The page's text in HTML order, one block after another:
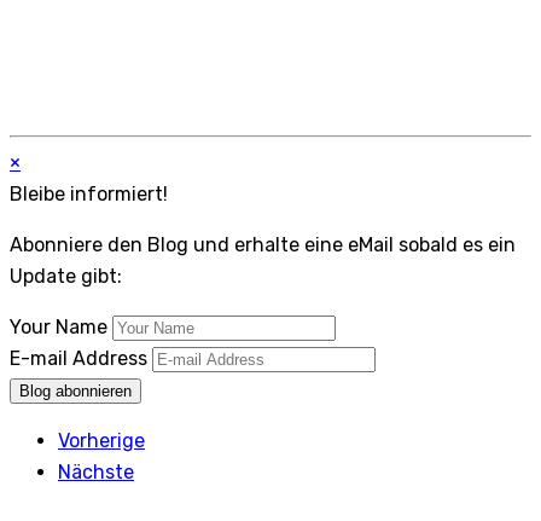
×
Bleibe informiert!
Abonniere den Blog und erhalte eine eMail sobald es ein
Update gibt:
Your Name
E-mail Address
Blog abonnieren
Vorherige
Nächste